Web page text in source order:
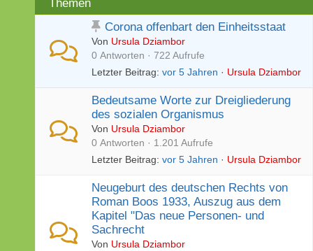
Themen
Corona offenbart den Einheitsstaat
Von Ursula Dziambor
0 Antworten · 722 Aufrufe
Letzter Beitrag: vor 5 Jahren · Ursula Dziambor
Bedeutsame Worte zur Dreigliederung
des sozialen Organismus
Von Ursula Dziambor
0 Antworten · 1.201 Aufrufe
Letzter Beitrag: vor 5 Jahren · Ursula Dziambor
Neugeburt des deutschen Rechts von
Roman Boos 1933, Auszug aus dem
Kapitel "Das neue Personen- und
Sachrecht
Von Ursula Dziambor